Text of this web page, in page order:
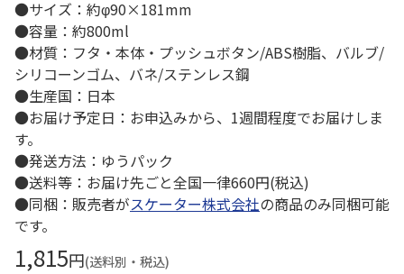
●サイズ：約φ90×181mm
●容量：約800ml
●材質：フタ・本体・プッシュボタン/ABS樹脂、バルブ/
シリコーンゴム、バネ/ステンレス鋼
●生産国：日本
●お届け予定日：お申込みから、1週間程度でお届けしま
す。
●発送方法：ゆうパック
●送料等：お届け先ごと全国一律660円(税込)
●同梱：販売者がスケーター株式会社の商品のみ同梱可能
です。
1,815円(送料別・税込)